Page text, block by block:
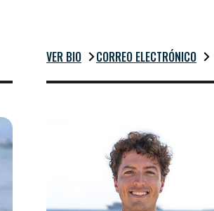
VER BIO CORREO ELECTRÓNICO